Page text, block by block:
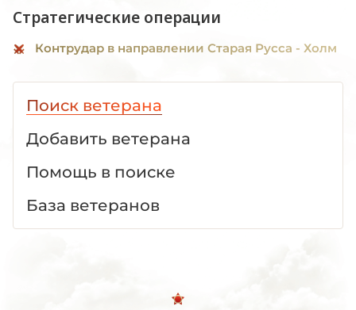
Стратегические операции
Контрудар в направлении Старая Русса - Холм
Поиск ветерана
Добавить ветерана
Помощь в поиске
База ветеранов